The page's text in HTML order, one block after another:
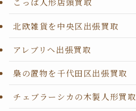
北欧雑貨を中央区出張買取
アレブリヘ出張買取
梟の置物を千代田区出張買取
チェブラーシカの木製人形買取